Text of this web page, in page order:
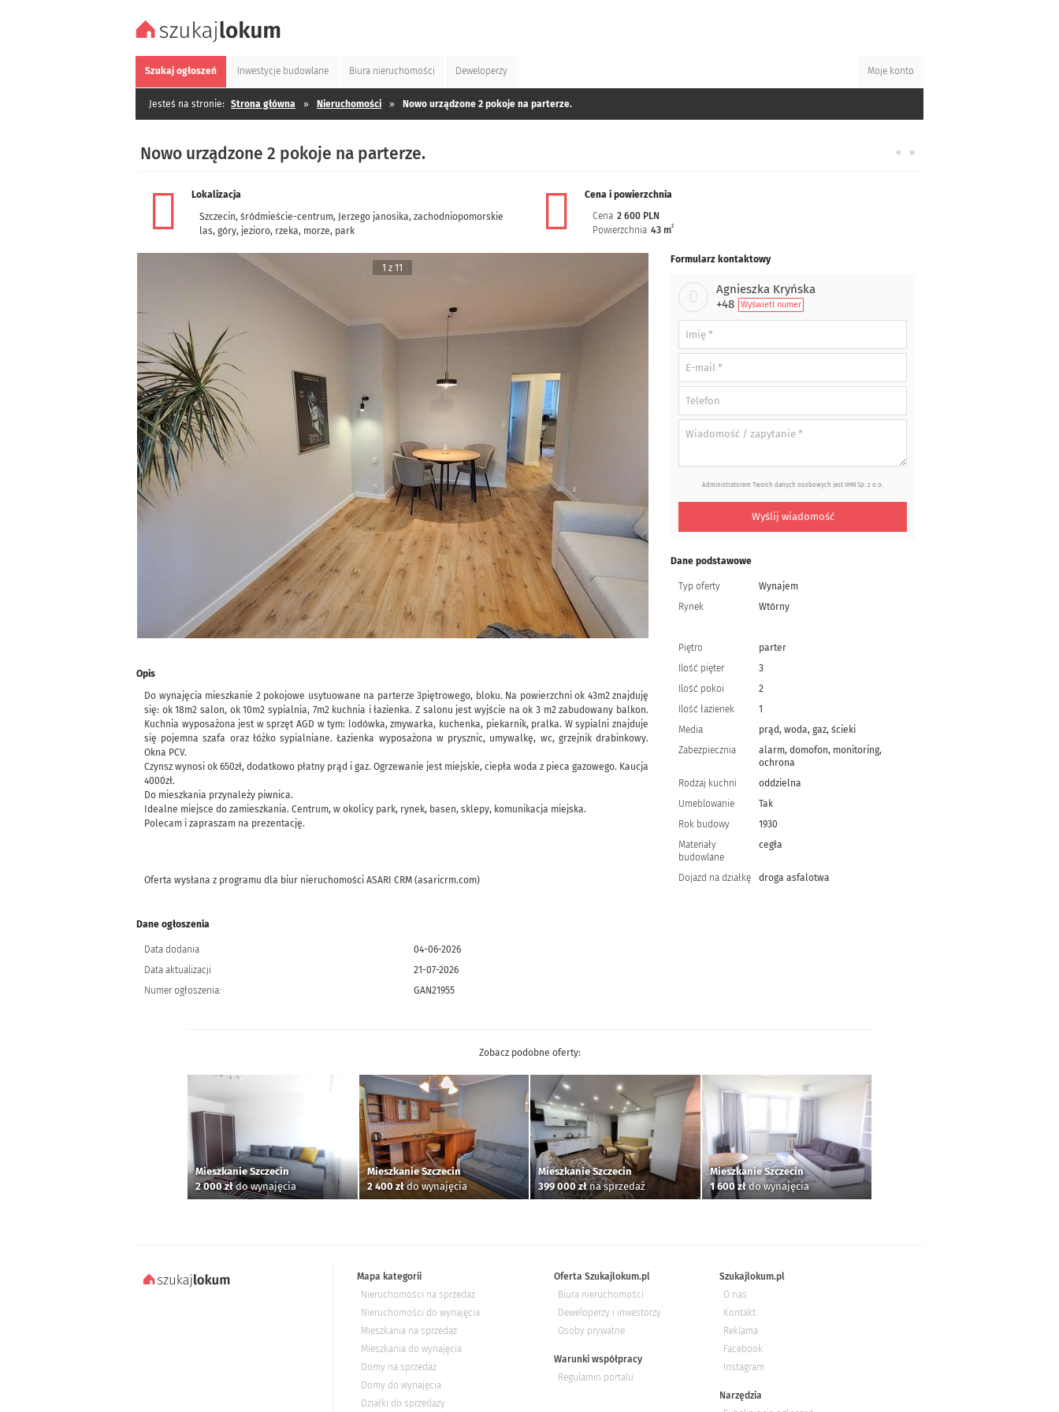
Szukaj ogłoszeń Inwestycje budowlane Biura nieruchomości Deweloperzy Moje konto
Jesteś na stronie: Strona główna » Nieruchomości » Nowo urządzone 2 pokoje na parterze.
« »
Nowo urządzone 2 pokoje na parterze.
Lokalizacja
Szczecin, śródmieście-centrum, Jerzego janosika, zachodniopomorskie
las, góry, jezioro, rzeka, morze, park
Cena i powierzchnia
Cena 2 600 PLN
Powierzchnia 43 m2
1 z 11
Opis
Do wynajęcia mieszkanie 2 pokojowe usytuowane na parterze 3piętrowego, bloku. Na powierzchni ok 43m2 znajduję
się: ok 18m2 salon, ok 10m2 sypialnia, 7m2 kuchnia i łazienka. Z salonu jest wyjście na ok 3 m2 zabudowany balkon.
Kuchnia wyposażona jest w sprzęt AGD w tym: lodówka, zmywarka, kuchenka, piekarnik, pralka. W sypialni znajduje
się pojemna szafa oraz łóżko sypialniane. Łazienka wyposażona w prysznic, umywalkę, wc, grzejnik drabinkowy.
Okna PCV.
Czynsz wynosi ok 650zł, dodatkowo płatny prąd i gaz. Ogrzewanie jest miejskie, ciepła woda z pieca gazowego. Kaucja
4000zł.
Do mieszkania przynależy piwnica.
Idealne miejsce do zamieszkania. Centrum, w okolicy park, rynek, basen, sklepy, komunikacja miejska.
Polecam i zapraszam na prezentację.
Oferta wysłana z programu dla biur nieruchomości ASARI CRM (asaricrm.com)
Formularz kontaktowy
Agnieszka Kryńska
+48
Wyświetl numer
Administratorem Twoich danych osobowych jest VHN Sp. z o.o.
Wyślij wiadomość
Dane podstawowe
Typ oferty
Wynajem
Rynek
Wtórny
Piętro
parter
Ilość pięter
3
Ilość pokoi
2
Ilość łazienek
1
Media
prąd, woda, gaz, ścieki
Zabezpiecznia
alarm, domofon, monitoring,
ochrona
Rodzaj kuchni
oddzielna
Umeblowanie
Tak
Rok budowy
1930
Materiały
budowlane
cegła
Dojazd na działkę droga asfalotwa
Dane ogłoszenia
Data dodania
04-06-2026
Data aktualizacji
21-07-2026
Numer ogłoszenia:
GAN21955
Zobacz podobne oferty:
Mieszkanie Szczecin
2 000 złdo wynajęcia
Mieszkanie Szczecin
2 400 złdo wynajęcia
Mieszkanie Szczecin
399 000 złna sprzedaż
Mieszkanie Szczecin
1 600 złdo wynajęcia
Mapa kategorii
Nieruchomości na sprzedaż
Nieruchomości do wynajęcia
Mieszkania na sprzedaż
Mieszkania do wynajęcia
Domy na sprzedaż
Domy do wynajęcia
Działki do sprzedaży
Oferta Szukajlokum.pl
Biura nieruchomości
Deweloperzy i inwestorzy
Osoby prywatne
Warunki współpracy
Regulamin portalu
Szukajlokum.pl
O nas
Kontakt
Reklama
Facebook
Instagram
Narzędzia